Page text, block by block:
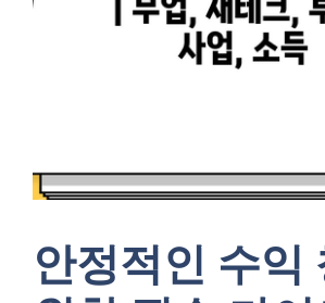
안정적인 수익